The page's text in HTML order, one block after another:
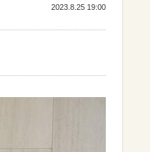
2023.8.25 19:00